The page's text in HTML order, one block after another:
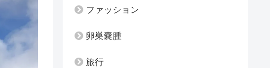
ファッション
卵巣嚢腫
旅行